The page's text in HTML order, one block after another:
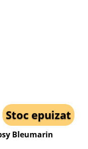
Stoc epuizat
Bleumarin